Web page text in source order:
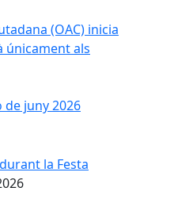
(OAC) inicia
als
juny 2026
la Festa